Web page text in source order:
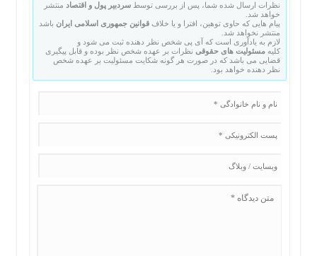
نظرات ارسال شده شما، پس از بررسی توسط سردبیر پول و اقتصادمنتشر
خواهد شد.
پیام هایی که حاوی توهین، افترا و یا خلاف قوانین جمهوری اسلامی ایران باشد
منتشر نخواهد شد.
لازم به یادآوری است که آی پی شخص نظر دهنده ثبت می شود و
کلیه مسئولیت های حقوقینظرات بر عهده شخص نظر بوده و قابل پیگیری
قضایی می باشد که در صورت هر گونه شکایت مسئولیت بر عهده شخص
نظر دهنده خواهد بود.